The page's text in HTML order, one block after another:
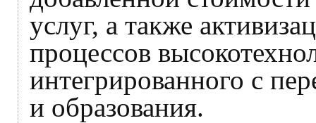
услуг, а также
процессов
интегрированного с
и образования.